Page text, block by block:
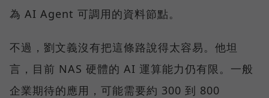
為 AI Agent 可調用的資料節點。
不過，劉文義沒有把這條路說得太容易。他坦
言，目前 NAS 硬體的 AI 運算能力仍有限。一般
企業期待的應用，可能需要約 300 到 800